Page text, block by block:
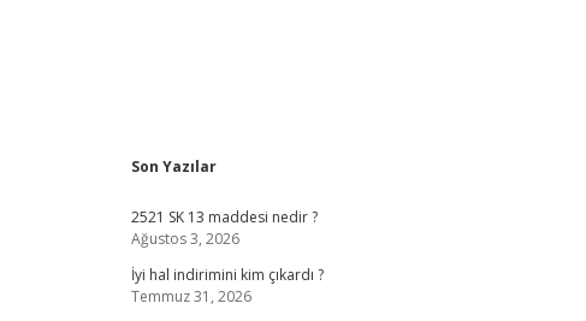
Sidebar
Son Yazılar
2521 SK 13 maddesi nedir ?
Ağustos 3, 2026
İyi hal indirimini kim çıkardı ?
Temmuz 31, 2026